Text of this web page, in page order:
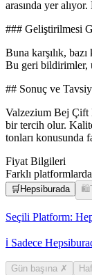
arasında yer
### Geliştirilmesi
Buna karşılık,
Bu geri bildirimler,
## Sonuç ve
Valzezium Bej Çift
bir tercih olur.
tonları konusunda
Fiyat Bilgileri
Farklı
🛒 Hepsiburada 🛍️
Seçili Platform:
ℹ️ Sadece
Gün başına ✗